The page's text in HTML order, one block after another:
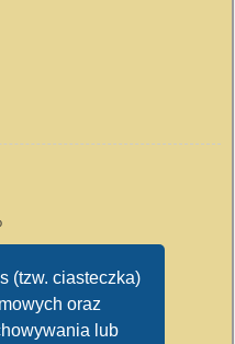
(tzw. ciasteczka)
oraz
lub